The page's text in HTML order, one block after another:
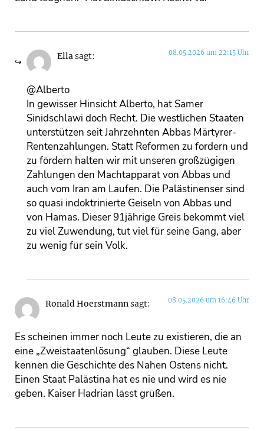
Ellasagt: 08.05.2026 um 22:15 Uhr
@Alberto
In gewisser Hinsicht Alberto, hat Samer
Sinidschlawi doch Recht. Die westlichen Staaten
unterstützen seit Jahrzehnten Abbas Märtyrer-
Rentenzahlungen. Statt Reformen zu fordern und
zu fördern halten wir mit unseren großzügigen
Zahlungen den Machtapparat von Abbas und
auch vom Iran am Laufen. Die Palästinenser sind
so quasi indoktrinierte Geiseln von Abbas und
von Hamas. Dieser 91jährige Greis bekommt viel
zu viel Zuwendung, tut viel für seine Gang, aber
zu wenig für sein Volk.
Ronald Hoerstmannsagt: 08.05.2026 um 16:46 Uhr
Es scheinen immer noch Leute zu existieren, die an
eine „Zweistaatenlösung“ glauben. Diese Leute
kennen die Geschichte des Nahen Ostens nicht.
Einen Staat Palästina hat es nie und wird es nie
geben. Kaiser Hadrian lässt grüßen.